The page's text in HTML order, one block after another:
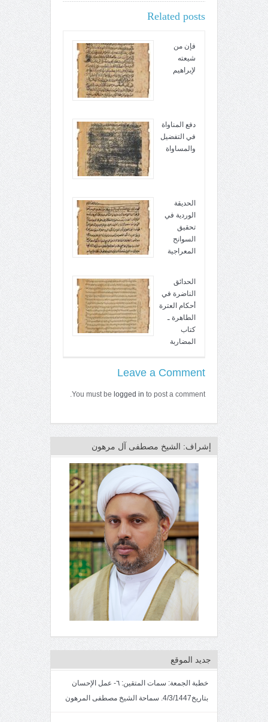
Related posts
فإن من
شيعته
لإبراهيم
دفع المناواة
في التفضيل
والمساواة
الحديقة
الوردية في
تحقيق
السوانح
المعراجية
الحدائق
الناضرة في
أحكام العترة
الطاهرة ـ
كتاب
المضاربة
Leave a Comment
You must be logged in to post a comment.
إشراف: الشيخ مصطفى آل مرهون
جديد الموقع
خطبة الجمعة: سمات المتقين: ٦- عمل الإحسان
بتاريخ4/3/1447. سماحة الشيخ مصطفى المرهون